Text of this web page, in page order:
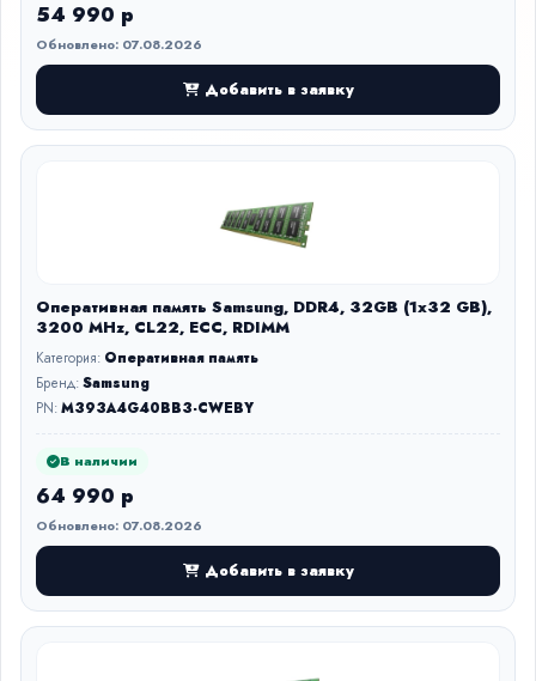
54 990 р
Обновлено: 07.08.2026
Добавить в заявку
Оперативная память Samsung, DDR4, 32GB (1x32 GB),
3200 MHz, CL22, ECC, RDIMM
Категория: Оперативная память
Бренд:Samsung
PN:M393A4G40BB3-CWEBY
В наличии
64 990 р
Обновлено: 07.08.2026
Добавить в заявку